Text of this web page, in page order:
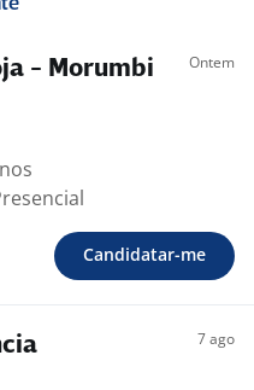
- Morumbi Ontem
Candidatar-me
7 ago